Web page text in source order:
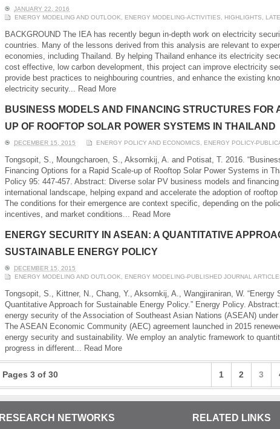
JANUARY 22, 2016
ENERGY MODELING AND OUTLOOK, ENERGY MODELING-ACTIVITIES, HIGHLIGHTS,
BACKGROUND The IEA has recently begun in-depth work on electricity
countries. Many of the lessons derived from this analysis are relevant to
economies, including Thailand. By helping Thailand enhance its electricity
cost effective, low carbon development, this project can improve electricity
provide best practices to neighbouring countries, and enhance the existing
electricity security... Read More
BUSINESS MODELS AND FINANCING STRUCTURES FOR
UP OF ROOFTOP SOLAR POWER SYSTEMS IN THAILAND
DECEMBER 15, 2015 ENERGY POLICY AND ECONOMICS, ENERGY POLICY-
Tongsopit, S., Moungcharoen, S., Aksornkij, A. and Potisat, T. 2016.
Financing Options for a Rapid Scale-up of Rooftop Solar Power Systems in
Policy 95: 447-457. Abstract: Diverse solar PV business models and
international landscape, helping expand and accelerate the adoption of
The conditions for their emergence are context specific, depending on the
incentives, and market conditions... Read More
ENERGY SECURITY IN ASEAN: A QUANTITATIVE
SUSTAINABLE ENERGY POLICY
DECEMBER 15, 2015
ENERGY MODELING AND OUTLOOK, ENERGY MODELING-PUBLISHED JOURNAL
Tongsopit, S., Kittner, N., Chang, Y., Aksornkij, A., Wangjiraniran, W. “Energy
Quantitative Approach for Sustainable Energy Policy.” Energy Policy.
energy security of the Association of Southeast Asian Nations (ASEAN) under
The ASEAN Economic Community (AEC) agreement launched in 2015
energy security and sustainability. We employ an analytic framework to
progress in different... Read More
Pages 3 of 30 1 2 3
RESEARCH NETWORKS RELATED LINKS